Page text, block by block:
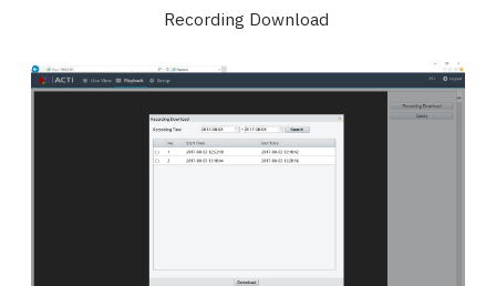
Recording Download